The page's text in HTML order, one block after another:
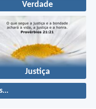
Verdade
Justiça